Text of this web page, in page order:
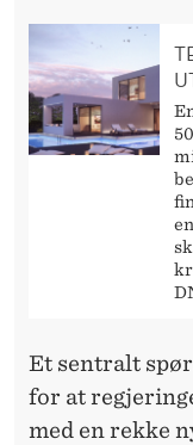
Et sentralt
for at
med en rekke